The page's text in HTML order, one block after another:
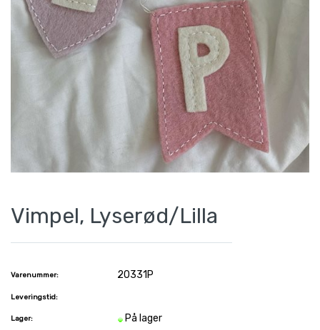
Vimpel, Lyserød/Lilla
Varenummer: 20331P
Leveringstid:
Lager: På lager